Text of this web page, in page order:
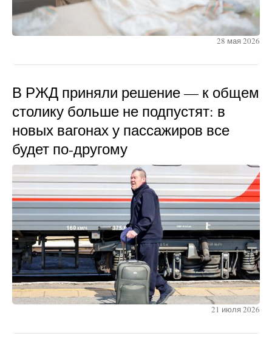
28 мая 2026
В РЖД приняли решение — к общем
столику больше не подпустят: в
новых вагонах у пассажиров все
будет по-другому
21 июля 2026